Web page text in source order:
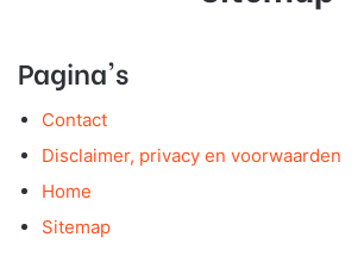
Pagina's
Contact
Disclaimer, privacy en voorwaarden
Home
Sitemap